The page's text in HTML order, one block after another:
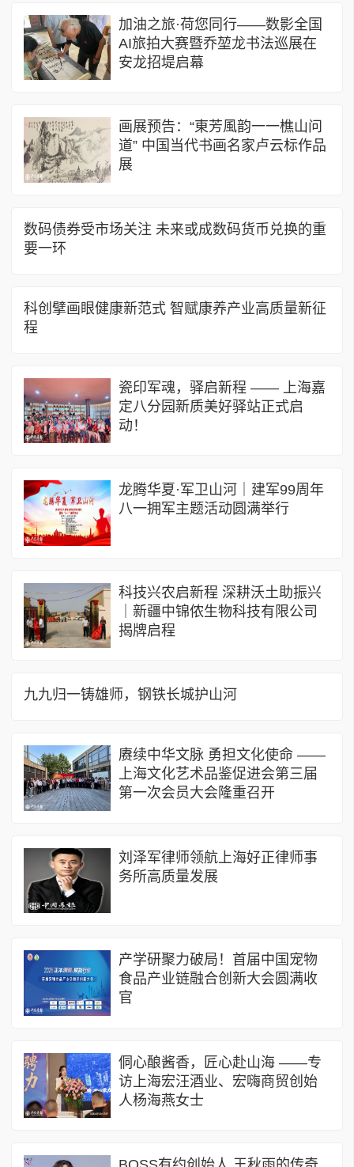
加油之旅·荷您同行——数影全国
AI旅拍大赛暨乔堃龙书法巡展在
安龙招堤启幕
画展预告：“東芳風韵一一樵山问
道” 中国当代书画名家卢云标作品
展
数码债券受市场关注 未来或成数码货币兑换的重
要一环
科创擘画眼健康新范式 智赋康养产业高质量新征
程
瓷印军魂，驿启新程 —— 上海嘉
定八分园新质美好驿站正式启
动！
龙腾华夏·军卫山河｜建军99周年
八一拥军主题活动圆满举行
科技兴农启新程 深耕沃土助振兴
｜新疆中锦侬生物科技有限公司
揭牌启程
九九归一铸雄师，钢铁长城护山河
赓续中华文脉 勇担文化使命 ——
上海文化艺术品鉴促进会第三届
第一次会员大会隆重召开
刘泽军律师领航上海好正律师事
务所高质量发展
产学研聚力破局！首届中国宠物
食品产业链融合创新大会圆满收
官
侗心酿酱香，匠心赴山海 ——专
访上海宏汪酒业、宏嗨商贸创始
人杨海燕女士